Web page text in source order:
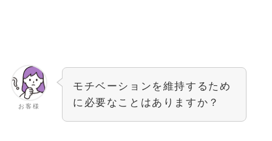
お客様
モチベーションを維持するため
に必要なことはありますか？